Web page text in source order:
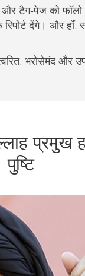
टैग‑पेज को फॉलो
देंगे। और हाँ,
भरोसेमंद और
प्रमुख
पुष्टि